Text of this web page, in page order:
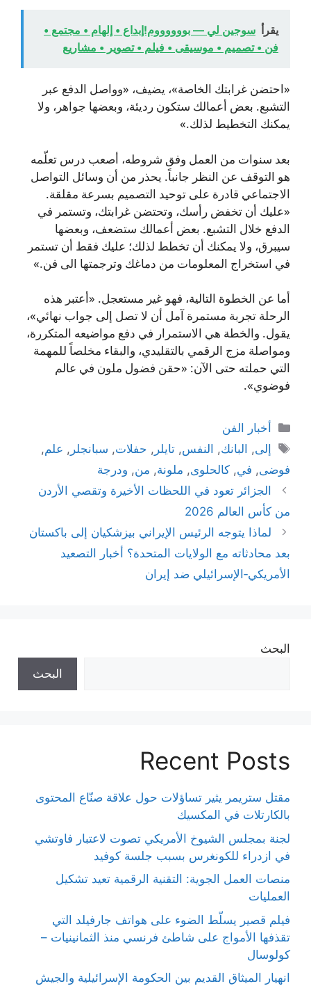
يقرأ سوجين لي — بووووووم!إبداع • إلهام • مجتمع •
فن • تصميم • موسيقى • فيلم • تصوير • مشاريع
«احتضن غرابتك الخاصة»، يضيف، «وواصل الدفع عبر
التشبع. بعض أعمالك ستكون رديئة، وبعضها جواهر، ولا
يمكنك التخطيط لذلك.»
بعد سنوات من العمل وفق شروطه، أصعب درس تعلّمه
هو التوقف عن النظر جانباً. يحذر من أن وسائل التواصل
الاجتماعي قادرة على توحيد التصميم بسرعة مقلقة.
«عليك أن تخفض رأسك، وتحتضن غرابتك، وتستمر في
الدفع خلال التشبع. بعض أعمالك ستضعف، وبعضها
سيبرق، ولا يمكنك أن تخطط لذلك؛ عليك فقط أن تستمر
في استخراج المعلومات من دماغك وترجمتها الى فن.»
أما عن الخطوة التالية، فهو غير مستعجل. «أعتبر هذه
الرحلة تجربة مستمرة آمل أن لا تصل إلى جواب نهائي»،
يقول. والخطة هي الاستمرار في دفع مواضيعه المتكررة،
ومواصلة مزج الرقمي بالتقليدي، والبقاء مخلصاً للمهمة
التي حملته حتى الآن: «حقن فضول ملون في عالم
فوضوي».
التصنيفات
أخبار الفن
الوسوم
إلى, البانك, النفس,تايلر , حفلات, سبانجلر , علم,
فوضى, في, كالحلوى, ملونة, من, ودرجة
الجزائر تعود في اللحظات الأخيرة وتقصي الأردن
من كأس العالم 2026
لماذا يتوجه الرئيس الإيراني بيزشكيان إلى باكستان
بعد محادثاته مع الولايات المتحدة؟ أخبار التصعيد
الأمريكي‑الإسرائيلي ضد إيران
البحث
البحث
Recent Posts
مقتل ستريمر يثير تساؤلات حول علاقة صنّاع المحتوى
بالكارتلات في المكسيك
لجنة بمجلس الشيوخ الأمريكي تصوت لاعتبار فاوتشي
في ازدراء للكونغرس بسبب جلسة كوفيد
منصات العمل الجوية: التقنية الرقمية تعيد تشكيل
العمليات
فيلم قصير يسلّط الضوء على هواتف جارفيلد التي
تقذفها الأمواج على شاطئ فرنسي منذ الثمانينيات –
كولوسال
انهيار الميثاق القديم بين الحكومة الإسرائيلية والجيش